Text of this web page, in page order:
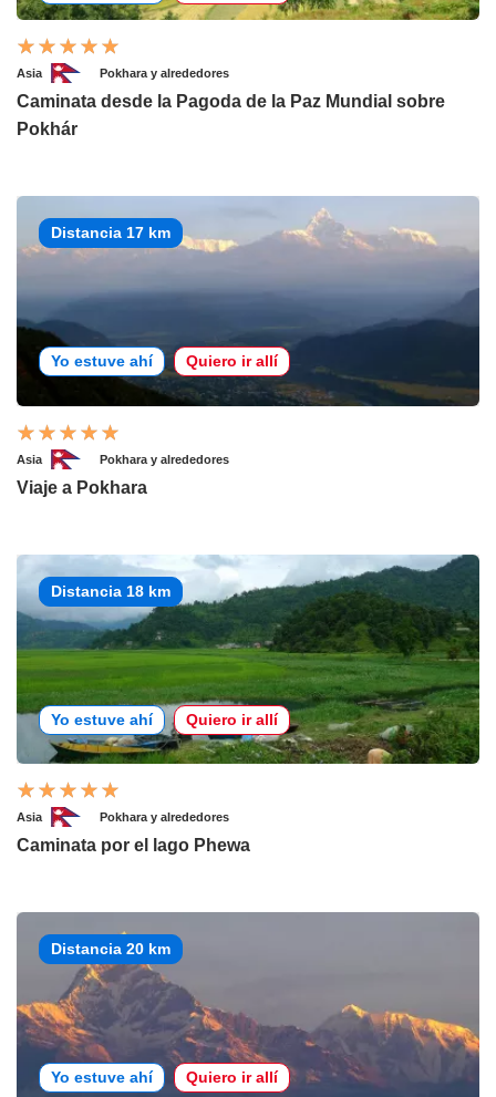
Asia Pokhara y alrededores
Caminata desde la Pagoda de la Paz Mundial sobre
Pokhár
Distancia 17 km
Yo estuve ahí Quiero ir allí
Asia Pokhara y alrededores
Viaje a Pokhara
Distancia 18 km
Yo estuve ahí Quiero ir allí
Asia Pokhara y alrededores
Caminata por el lago Phewa
Distancia 20 km
Yo estuve ahí Quiero ir allí